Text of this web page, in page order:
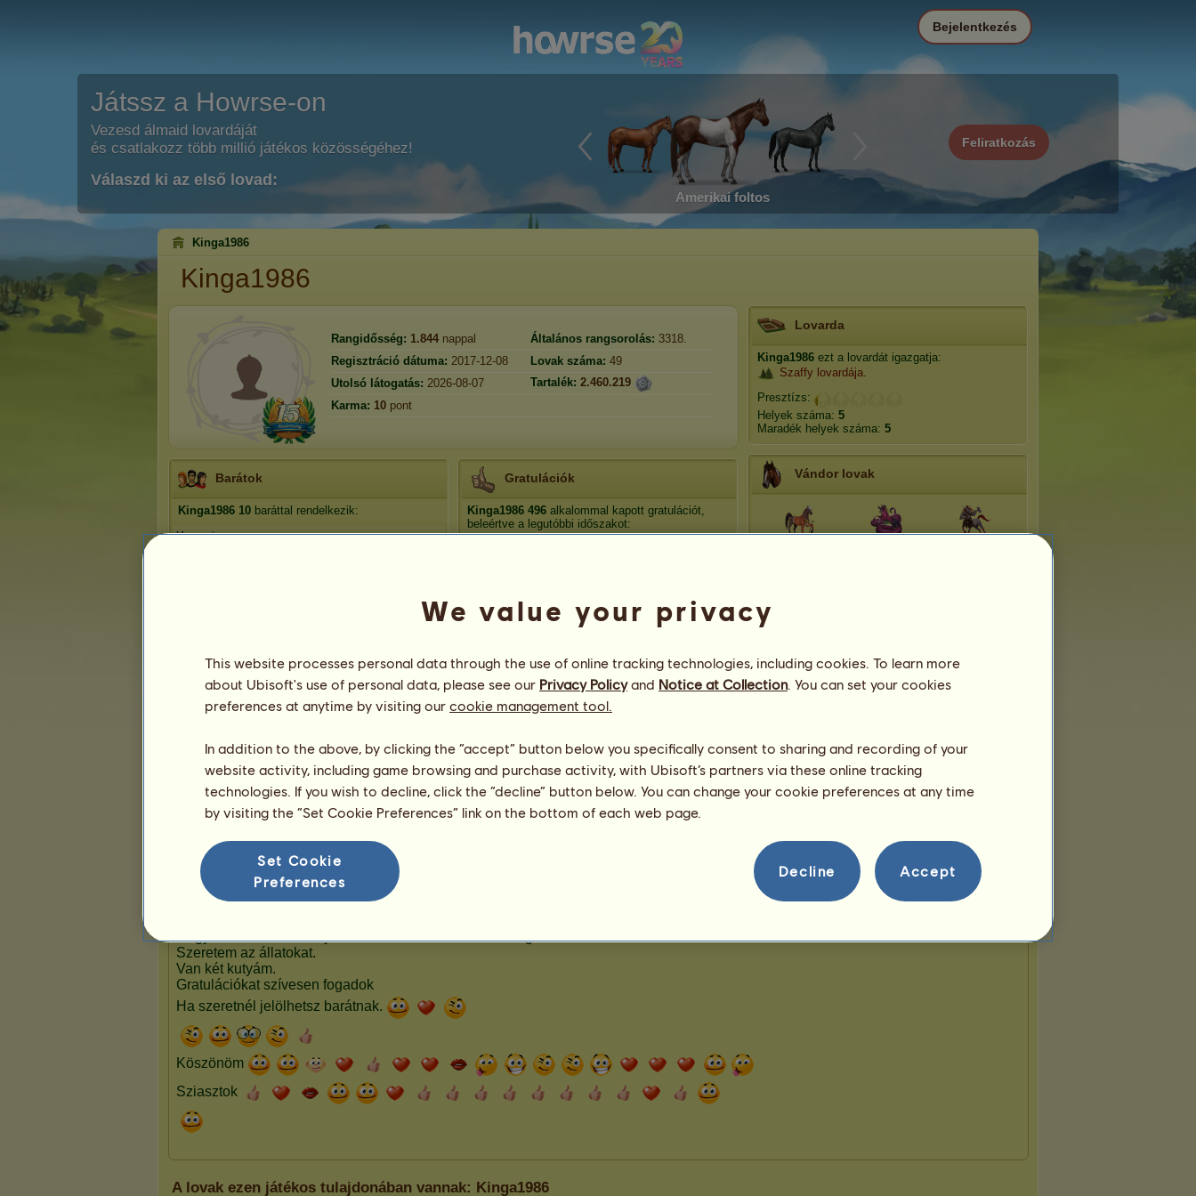
Játssz a Howrse-on
Vezesd álmaid lovardáját
és csatlakozz több millió játékos közösségéhez!
Válaszd ki az első lovad:
Amerikai foltos
Feliratkozás
Bejelentkezés
Kinga1986
Kinga1986
Rangidősség: 1.844 nappal Általános rangsorolás: 3318.
Regisztráció dátuma: 2017-12-08 Lovak száma: 49
Utolsó látogatás: 2026-08-07 Tartalék: 2.460.219
Karma: 10 pont
Barátok
Kinga1986 10 baráttal rendelkezik:
Yagami
Gratulációk
Kinga1986 496 alkalommal kapott gratulációt,
beleértve a legutóbbi időszakot:
VioletAngel91
30 nap ezelőtt
Trófeák
0 1 21 96
Lovarda
Kinga1986 ezt a lovardát igazgatja:
Szaffy lovardája.
Presztízs:
Helyek száma: 5
Maradék helyek száma: 5
Vándor lovak
Erdőkornis Pegakornis
Bemutató
A lovak ezen játékos tulajdonában vannak: Kinga1986
We value your privacy
This website processes personal data through the use of online tracking technologies, including cookies. To learn more
about Ubisoft's use of personal data, please see our Privacy Policyand Notice at Collection. You can set your cookies
preferences at anytime by visiting our cookie management tool.
In addition to the above, by clicking the “accept” button below you specifically consent to sharing and recording of your
website activity, including game browsing and purchase activity, with Ubisoft’s partners via these online tracking
technologies. If you wish to decline, click the “decline” button below. You can change your cookie preferences at any time
by visiting the “Set Cookie Preferences” link on the bottom of each web page.
Set Cookie
Preferences
Decline Accept